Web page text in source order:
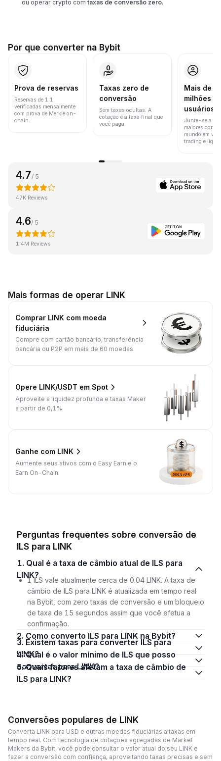
ou operar crypto com taxas de conversão zero.
Por que converter na Bybit
Prova de reservas
Reservas de 1:1
verificadas mensalmente
com prova de Merkle on-
chain.
Taxas zero de
conversão
Sem taxas ocultas. A
cotação é a taxa final que
você paga.
Mais de
milhões
usuários
Junte-se a
maiores
mundo em
trading e
4.7 / 5
47K Reviews
4.6/ 5
1.4M Reviews
Mais formas de operar LINK
Comprar LINK com moeda
fiduciária
Compre com cartão bancário, transferência
bancária ou P2P em mais de 60 moedas.
Opere LINK/USDT em Spot
Aproveite a liquidez profunda e taxas Maker
a partir de 0,1%.
Ganhe com LINK
Aumente seus ativos com o Easy Earn e o
Earn On-Chain.
Perguntas frequentes sobre conversão de
ILS para LINK
1. Qual é a taxa de câmbio atual de ILS para
LINK?
1 ILS vale atualmente cerca de 0.04 LINK. A taxa de
câmbio de ILS para LINK é atualizada em tempo real
na Bybit, com zero taxas de conversão e um bloqueio
de taxa de 15 segundos assim que você efetua a
confirmação.
2. Como converto ILS para LINK na Bybit?
3. Existem taxas para converter ILS para
LINK?
4. Qual é o valor mínimo de ILS que posso
converter para LINK?
5. Quais fatores afetam a taxa de câmbio de
ILS para LINK?
Conversões populares de LINK
Converta LINK para USD e outras moedas fiduciárias a taxas em
tempo real. Com tecnologia de cotações agregadas de Market
Makers da Bybit, você pode consultar o valor atual do seu LINK e
fazer a conversão com confiança, aproveitando taxas precisas e sem